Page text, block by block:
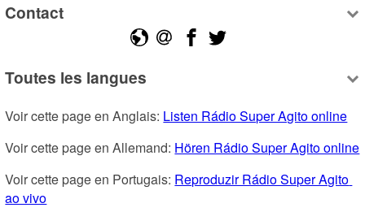
Contact
Toutes les langues
Voir cette page en Anglais: Listen Rádio Super Agito online
Voir cette page en Allemand: Hören Rádio Super Agito online
Voir cette page en Portugais: Reproduzir Rádio Super Agito
ao vivo